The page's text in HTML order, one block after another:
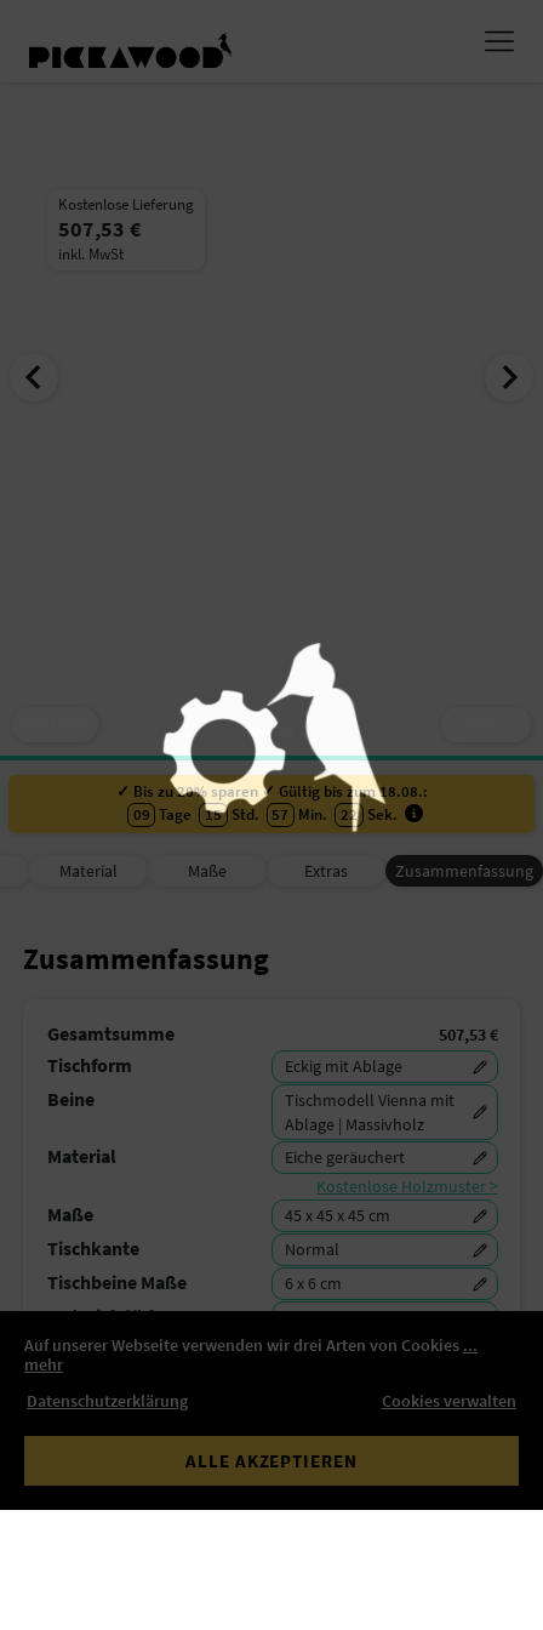
Kostenlose Lieferung
507,53 €
inkl. MwSt
✓ Bis zu 20% sparen ✓ Gültig bis zum 18.08.:
09 Tage 15 Std. 57 Min. 21 Sek.
Material Maße Extras Zusammenfassung
Zusammenfassung
Gesamtsumme 507,53 €
Tischform Eckig mit Ablage
Beine
Tischmodell Vienna mit
Ablage | Massivholz
Material
Eiche geräuchert
Kostenlose Holzmuster >
Maße 45 x 45 x 45 cm
Tischkante Normal
Tischbeine Maße 6 x 6 cm
Materialstärke 3 cm
Lieferzeit 7-9 Wochen
Verpackung & Versand Kostenlose Lieferung
Gesamtsumme
Auf unserer Webseite verwenden wir drei Arten von Cookies ...
mehr
Datenschutzerklärung
Cookies verwalten
ALLE AKZEPTIEREN